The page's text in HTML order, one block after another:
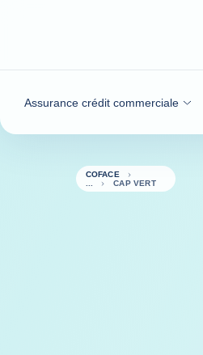
Assurance crédit commerciale
COFACE
CAP VERT